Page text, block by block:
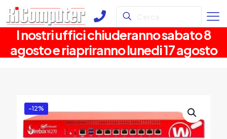
I nostri uffici chiuderanno sabato 8
agosto e riapriranno lunedi 17 agosto
-12%